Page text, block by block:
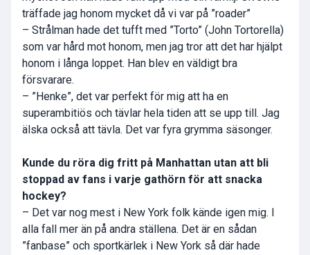
träffade jag honom mycket då vi var på ”roader”
– Strålman hade det tufft med ”Torto” (John Tortorella)
som var hård mot honom, men jag tror att det har hjälpt
honom i långa loppet. Han blev en väldigt bra
försvarare.
– ”Henke”, det var perfekt för mig att ha en
superambitiös och tävlar hela tiden att se upp till. Jag
älska också att tävla. Det var fyra grymma säsonger.
Kunde du röra dig fritt på Manhattan utan att bli
stoppad av fans i varje gathörn för att snacka
hockey?
– Det var nog mest i New York folk kände igen mig. I
alla fall mer än på andra ställena. Det är en sådan
”fanbase” och sportkärlek i New York så där hade